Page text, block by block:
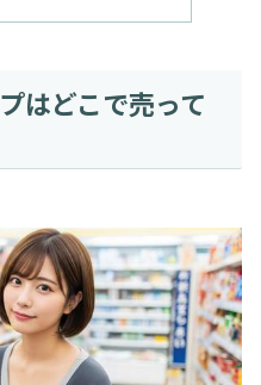
はどこで売って